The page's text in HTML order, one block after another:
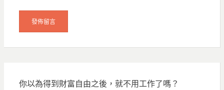
你以為得到財富自由之後，就不用工作了嗎？